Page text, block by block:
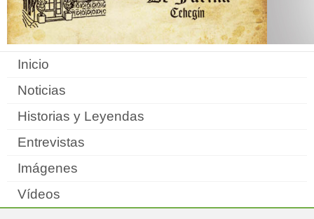
Inicio
Noticias
Historias y Leyendas
Entrevistas
Imágenes
Vídeos